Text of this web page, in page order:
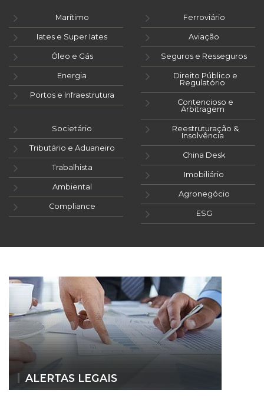
Marítimo
Iates e Super Iates
Óleo e Gás
Energia
Portos e Infraestrutura
Ferroviário
Aviação
Seguros e Resseguros
Direito Público e
Regulatório
Contencioso e
Arbitragem
Societário
Tributário e Aduaneiro
Trabalhista
Ambiental
Compliance
Reestruturação &
Insolvência
China Desk
Imobiliário
Agronegócio
ESG
ALERTAS LEGAIS